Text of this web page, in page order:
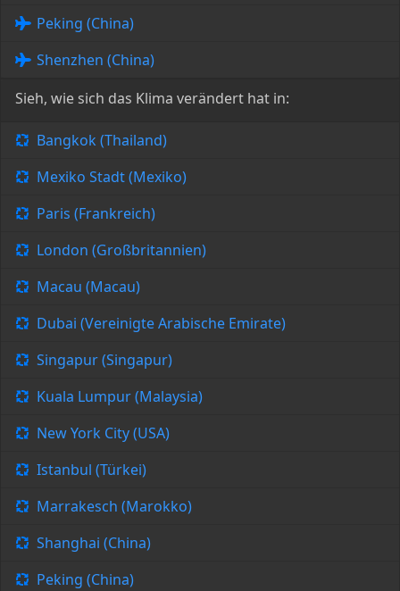
Peking (China)
Shenzhen (China)
Sieh, wie sich das Klima verändert hat in:
Bangkok (Thailand)
Mexiko Stadt (Mexiko)
Paris (Frankreich)
London (Großbritannien)
Macau (Macau)
Dubai (Vereinigte Arabische Emirate)
Singapur (Singapur)
Kuala Lumpur (Malaysia)
New York City (USA)
Istanbul (Türkei)
Marrakesch (Marokko)
Shanghai (China)
Peking (China)